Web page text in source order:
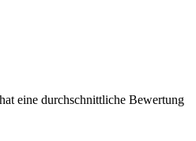
eine durchschnittliche Bewertung